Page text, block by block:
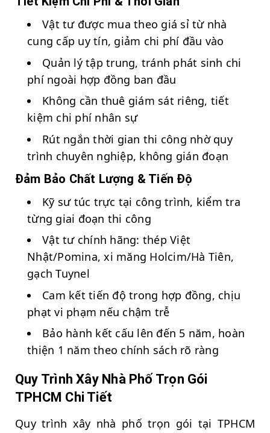
Vật tư được mua theo giá sỉ từ nhà
cung cấp uy tín, giảm chi phí đầu vào
Quản lý tập trung, tránh phát sinh chi
phí ngoài hợp đồng ban đầu
Không cần thuê giám sát riêng, tiết
kiệm chi phí nhân sự
Rút ngắn thời gian thi công nhờ quy
trình chuyên nghiệp, không gián đoạn
Đảm Bảo Chất Lượng & Tiến Độ
Kỹ sư túc trực tại công trình, kiểm tra
từng giai đoạn thi công
Vật tư chính hãng: thép Việt
Nhật/Pomina, xi măng Holcim/Hà Tiên,
gạch Tuynel
Cam kết tiến độ trong hợp đồng, chịu
phạt vi phạm nếu chậm trễ
Bảo hành kết cấu lên đến 5 năm, hoàn
thiện 1 năm theo chính sách rõ ràng
Quy Trình Xây Nhà Phố Trọn Gói
TPHCM Chi Tiết
Quy trình xây nhà phố trọn gói tại TPHCM